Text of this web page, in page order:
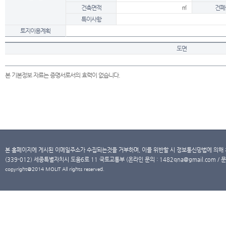
건축면적
㎡
건
특이사항
토지이용계획
도면
본 기본정보 자료는 증명서로서의 효력이 없습니다.
본 홈페이지에 게시된 이메일주소가 수집되는것을 거부하며, 이를 위반할 시 정보통신망법에 의
(339-012) 세종특별자치시 도움6로 11 국토교통부 (온라인 문의 : 1482qna@gmail.com /
copyright@2014 MOLIT All rights reserved.